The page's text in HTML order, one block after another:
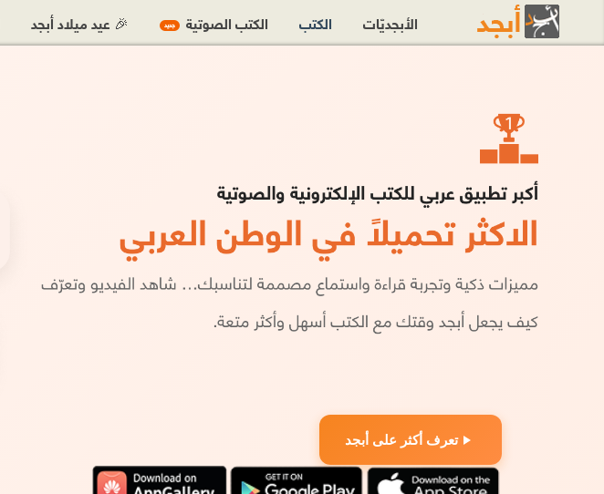
تعرف أكثر على أبجد
الأبجديّات الكتب الكتب الصوتية جديد 🎉 عيد ميلاد أبجد